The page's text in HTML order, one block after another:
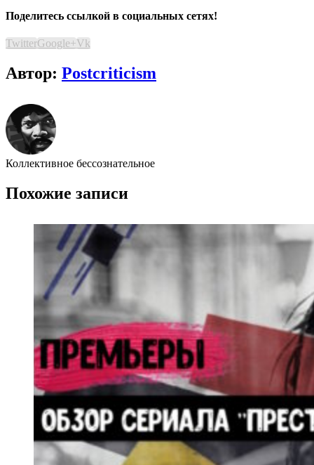
Поделитесь ссылкой в социальных сетях!
TwitterGoogle+Vk
Автор: Postcriticism
Коллективное бессознательное
Похожие записи